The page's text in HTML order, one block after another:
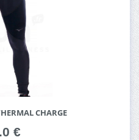
CHARGE
€